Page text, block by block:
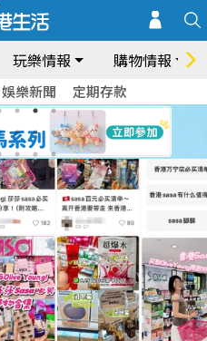
玩樂情報 購物情報
娛樂新聞 定期存款